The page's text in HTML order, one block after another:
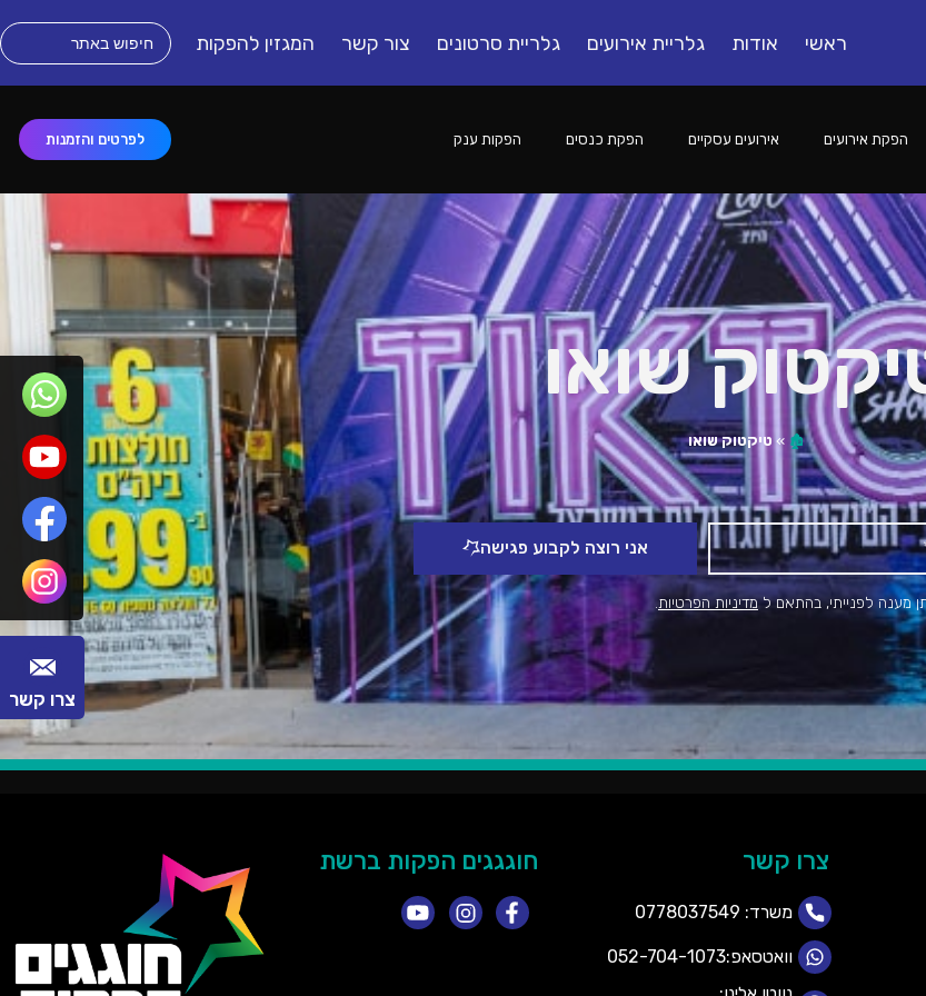
ראשי אודות גלריית אירועים גלריית סרטונים צור קשר המגזין להפקות
צרו קשר
הפקת אירועים אירועים עסקיים הפקת כנסים הפקות ענק לפרטים והזמנות
שואו
🏚️
» טיקטוק שואו
מענה לפנייתי, בהתאם למדיניות הפרטיות.
אני רוצה לקבוע פגישה
צרו קשר
משרד: 0778037549
וואטסאפ:052-704-1073
חוגגגים הפקות ברשת